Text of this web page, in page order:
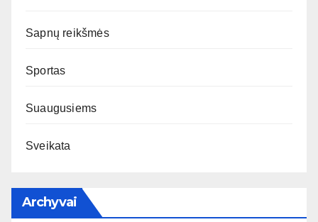
Sapnų reikšmės
Sportas
Suaugusiems
Sveikata
Archyvai